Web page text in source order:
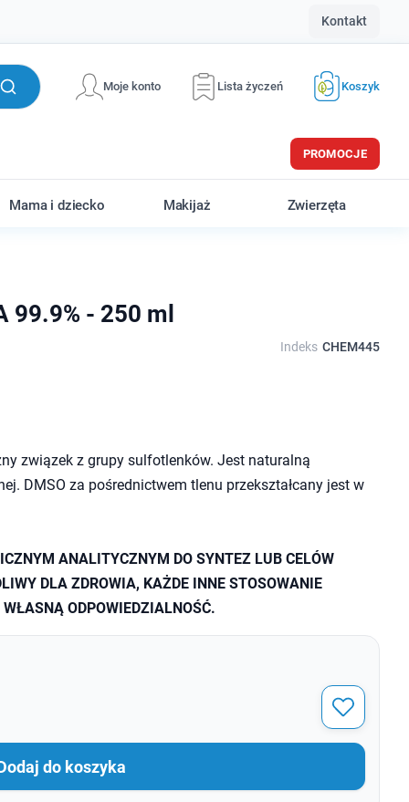
Kontakt
Moje konto Lista życzeń Koszyk
PROMOCJE
Mama i dziecko Makijaż Zwierzęta
99.9% - 250 ml
Indeks CHEM445
związek z grupy sulfotlenków. Jest naturalną
DMSO za pośrednictwem tlenu przekształcany jest w
ANALITYCZNYM DO SYNTEZ LUB CELÓW
DLA ZDROWIA, KAŻDE INNE STOSOWANIE
ODPOWIEDZIALNOŚĆ.
do koszyka